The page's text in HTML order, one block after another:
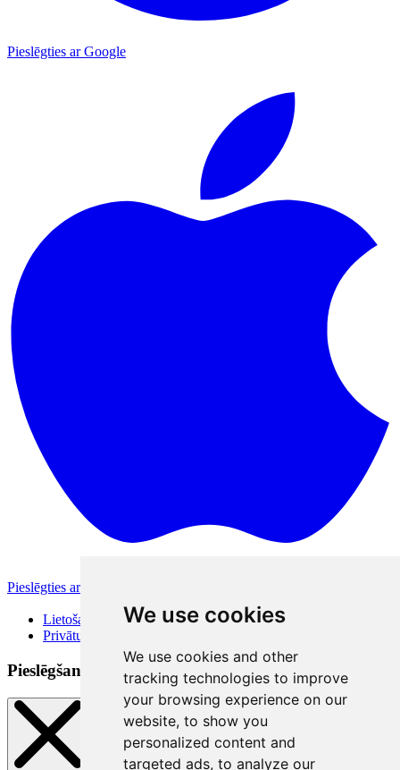
We use cookies
We use cookies and other
tracking technologies to improve
your browsing experience on our
website, to show you
personalized content and
targeted ads, to analyze our
Pieslēgties ar Google
Pieslēgties ar Apple
Lietošanas noteikumi
Privātuma politika
Pieslēgšanās veidi